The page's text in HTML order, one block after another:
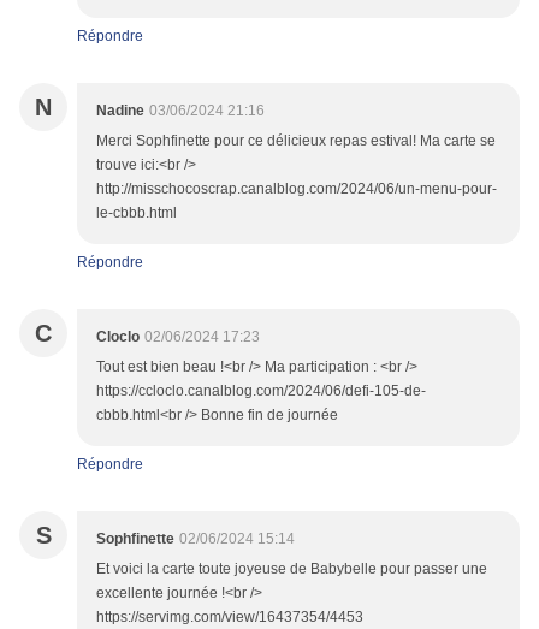
Répondre
N Nadine 03/06/2024 21:16
Merci Sophfinette pour ce délicieux repas estival! Ma carte se
trouve ici:<br />
http://misschocoscrap.canalblog.com/2024/06/un-menu-pour-
le-cbbb.html
Répondre
C Cloclo 02/06/2024 17:23
Tout est bien beau !<br /> Ma participation : <br />
https://ccloclo.canalblog.com/2024/06/defi-105-de-
cbbb.html<br /> Bonne fin de journée
Répondre
S Sophfinette 02/06/2024 15:14
Et voici la carte toute joyeuse de Babybelle pour passer une
excellente journée !<br />
https://servimg.com/view/16437354/4453